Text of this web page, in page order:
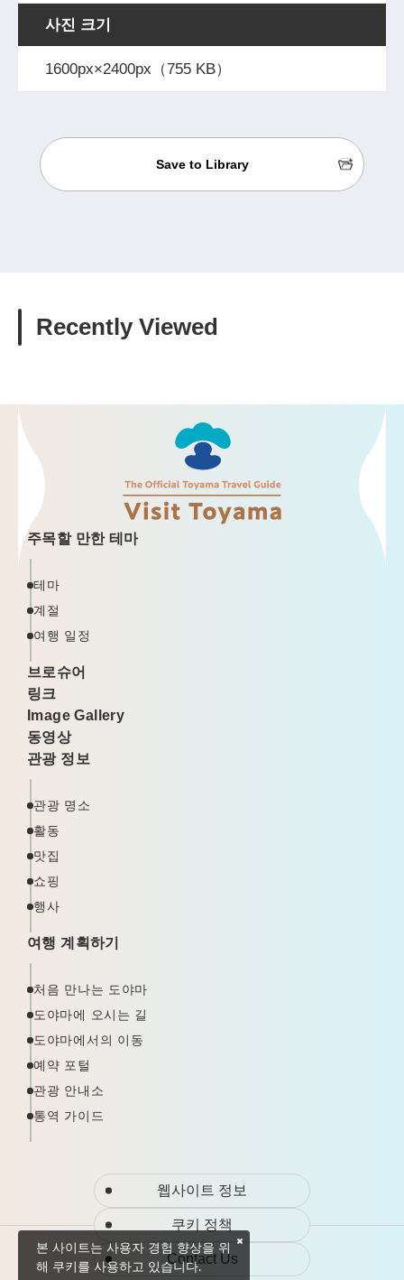
사진 크기
1600px×2400px（755 KB）
Save to Library
Recently Viewed
주목할 만한 테마
테마
계절
여행 일정
브로슈어
링크
Image Gallery
동영상
관광 정보
관광 명소
활동
맛집
쇼핑
행사
여행 계획하기
처음 만나는 도야마
도야마에 오시는 길
도야마에서의 이동
예약 포털
관광 안내소
통역 가이드
웹사이트 정보
쿠키 정책
Contact Us
본 사이트는 사용자 경험 향상을 위
해 쿠키를 사용하고 있습니다.